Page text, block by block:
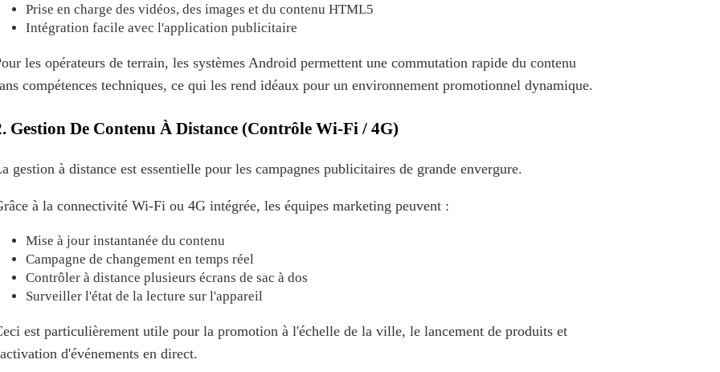
Prise en charge des vidéos, des images et du contenu HTML5
Intégration facile avec l'application publicitaire
les opérateurs de terrain, les systèmes Android permettent une commutation rapide du contenu
compétences techniques, ce qui les rend idéaux pour un environnement promotionnel dynamique.
Gestion De Contenu À Distance (contrôle Wi-Fi / 4G)
gestion à distance est essentielle pour les campagnes publicitaires de grande envergure.
à la connectivité Wi-Fi ou 4G intégrée, les équipes marketing peuvent :
Mise à jour instantanée du contenu
Campagne de changement en temps réel
Contrôler à distance plusieurs écrans de sac à dos
Surveiller l'état de la lecture sur l'appareil
est particulièrement utile pour la promotion à l'échelle de la ville, le lancement de produits et
d'événements en direct.